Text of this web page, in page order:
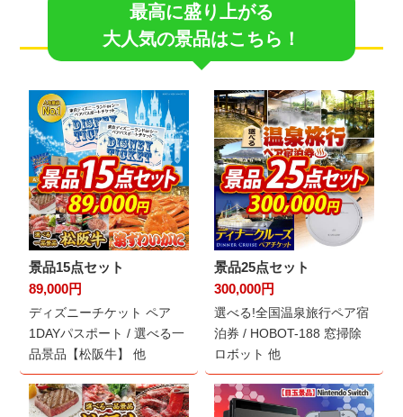
最高に盛り上がる
大人気の景品はこちら！
景品15点セット
89,000円
ディズニーチケット ペア
1DAYパスポート / 選べる一
品景品【松阪牛】 他
景品25点セット
300,000円
選べる!全国温泉旅行ペア宿
泊券 / HOBOT-188 窓掃除
ロボット 他